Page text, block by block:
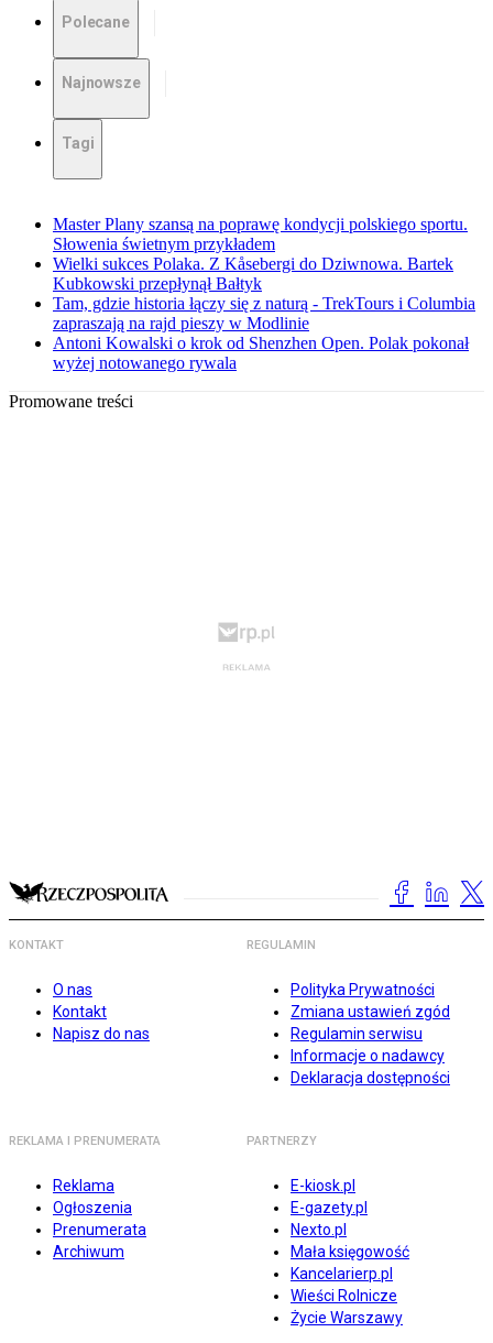
Polecane
Najnowsze
Tagi
Master Plany szansą na poprawę kondycji polskiego sportu.
Słowenia świetnym przykładem
Wielki sukces Polaka. Z Kåsebergi do Dziwnowa. Bartek
Kubkowski przepłynął Bałtyk
Tam, gdzie historia łączy się z naturą - TrekTours i Columbia
zapraszają na rajd pieszy w Modlinie
Antoni Kowalski o krok od Shenzhen Open. Polak pokonał
wyżej notowanego rywala
Promowane treści
KONTAKT
O nas
Kontakt
Napisz do nas
REGULAMIN
Polityka Prywatności
Zmiana ustawień zgód
Regulamin serwisu
Informacje o nadawcy
Deklaracja dostępności
REKLAMA I PRENUMERATA
Reklama
Ogłoszenia
Prenumerata
Archiwum
PARTNERZY
E-kiosk.pl
E-gazety.pl
Nexto.pl
Mała księgowość
Kancelarierp.pl
Wieści Rolnicze
Życie Warszawy